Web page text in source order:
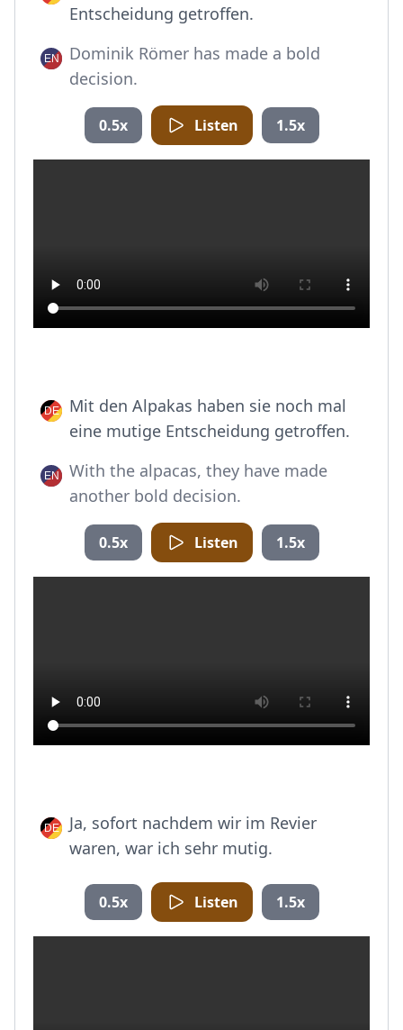
Entscheidung getroffen.
Dominik Römer has made a bold
decision.
0.5x Listen 1.5x
Mit den Alpakas haben sie noch mal
eine mutige Entscheidung getroffen.
With the alpacas, they have made
another bold decision.
0.5x Listen 1.5x
Ja, sofort nachdem wir im Revier
waren, war ich sehr mutig.
0.5x Listen 1.5x